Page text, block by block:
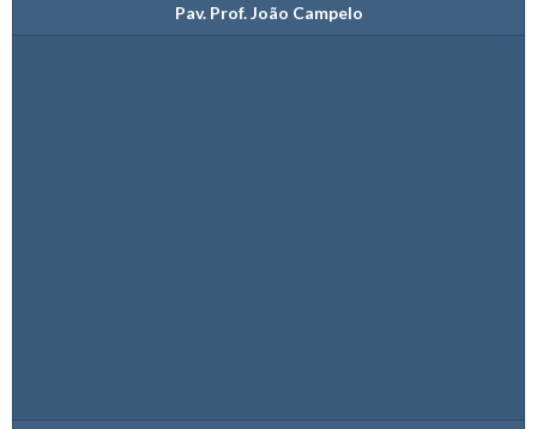
Pav. Prof. João Campelo